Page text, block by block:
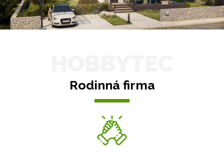
Rodinná firma